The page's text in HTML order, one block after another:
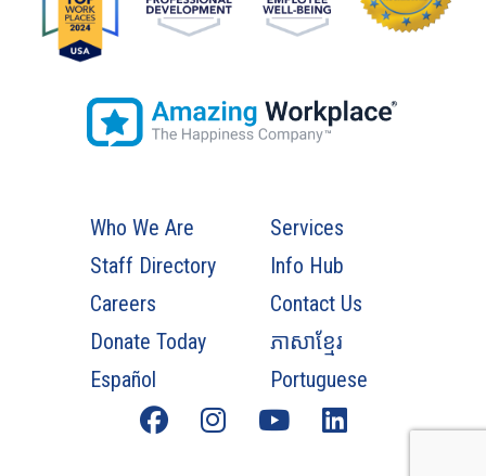
Who We Are
Services
Staff Directory
Info Hub
Careers
Contact Us
Donate Today
ភាសាខ្មែរ
Español
Portuguese